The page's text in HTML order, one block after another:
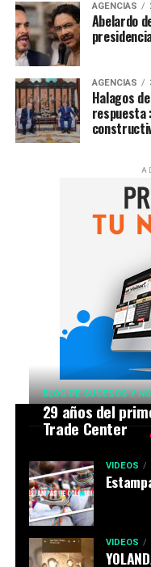
AGENCIAS
Abelardo
AGENCIAS
Halagos
respuesta
BLOG DE SUCESOS Y
29 años del
Trade Center
VIDEOS
VIDEOS